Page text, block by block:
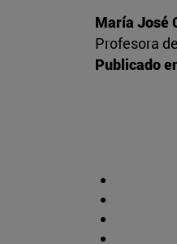
María José
Profesora
Publicado